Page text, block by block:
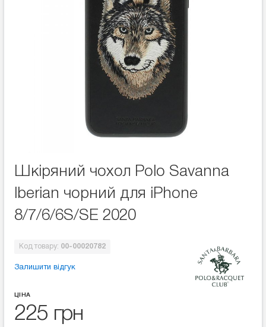
Шкіряний чохол Polo Savanna
lberian чорний для iPhone
8/7/6/6S/SE 2020
Код товару: 00-00020782
Залишити відгук
ЦІНА
225 грн